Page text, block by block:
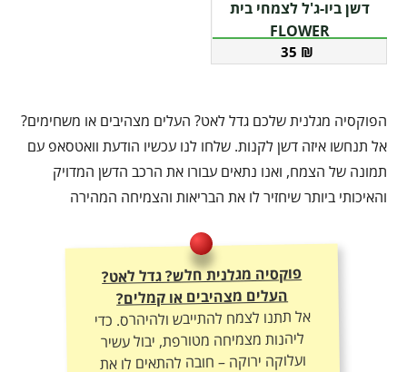
דשן ביו-ג'ל לצמחי בית
FLOWER
35 ₪
הפוקסיה מגלנית שלכם גדל לאט? העלים מצהיבים או משחימים?
אל תנחשו איזה דשן לקנות. שלחו לנו עכשיו הודעת וואטסאפ עם
תמונה של הצמח, ואנו נתאים עבורו את הרכב הדשן המדויק
והאיכותי ביותר שיחזיר לו את הבריאות והצמיחה המהירה
פוקסיה מגלנית חלש? גדל לאט?
העלים מצהיבים או קמלים?
אל תתנו לצמח להתייבש ולהיהרס. כדי
ליהנות מצמיחה מטורפת, יבול עשיר
ועלוקה ירוקה – חובה להתאים לו את